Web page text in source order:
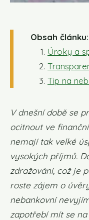
Obsah článku:
Úroky a
Tip na
V dnešní době se
ocitnout ve
nemají tak velké
vysokých příjmů.
zdražování, což je
roste zájem o
nebankovní
zapotřebí mít se